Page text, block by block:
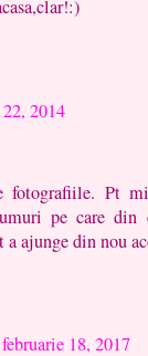
2014
fotografiile. Pt
pe care
a ajunge din nou
februarie 18, 2017